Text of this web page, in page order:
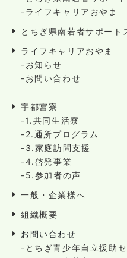
-ライフキャリアおやま
とちぎ県南若者サポート
ライフキャリアおやま
-お知らせ
-お問い合わせ
宇都宮寮
-1.共同生活寮
-2.通所プログラム
-3.家庭訪問支援
-4.啓発事業
-5.参加者の声
一般・企業様へ
組織概要
お問い合わせ
-とちぎ青少年自立援助